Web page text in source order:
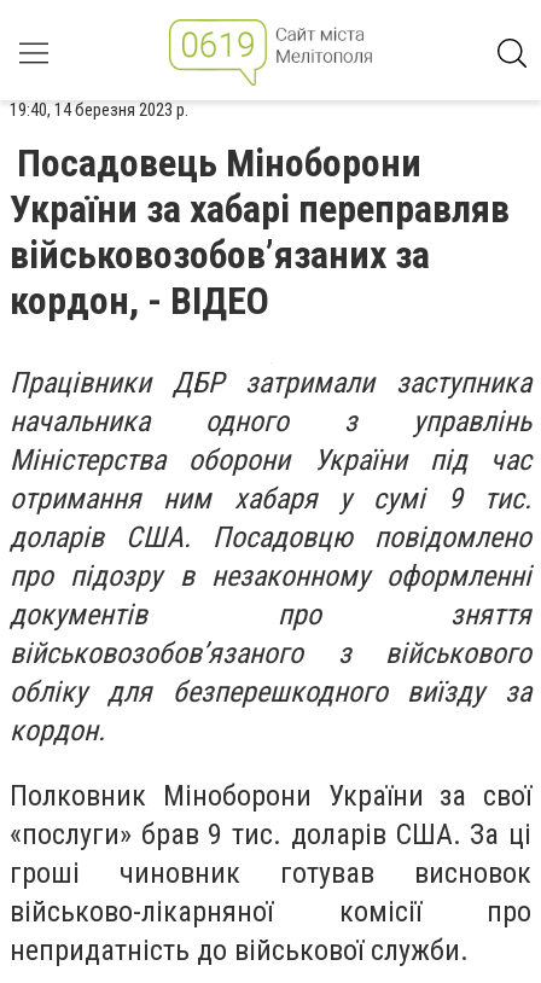
19:40, 14 березня 2023 р.
Посадовець Міноборони
України за хабарі переправляв
військовозобов’язаних за
кордон, - ВІДЕО
Працівники ДБР затримали заступника
начальника одного з управлінь
Міністерства оборони України під час
отримання ним хабаря у сумі 9 тис.
доларів США. Посадовцю повідомлено
про підозру в незаконному оформленні
документів про зняття
військовозобов’язаного з військового
обліку для безперешкодного виїзду за
кордон.
Полковник Міноборони України за свої
«послуги» брав 9 тис. доларів США. За ці
гроші чиновник готував висновок
військово-лікарняної комісії про
непридатність до військової служби.